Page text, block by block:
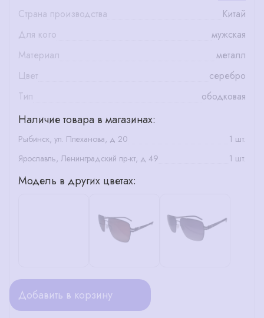
Страна производства
Китай
Для кого
мужская
Материал
металл
Цвет
серебро
Тип
ободковая
Наличие товара в магазинах:
Рыбинск, ул. Плеханова, д 20
1 шт.
Ярославль, Ленинградский пр-кт, д 49
1 шт.
Модель в других цветах:
Добавить в корзину